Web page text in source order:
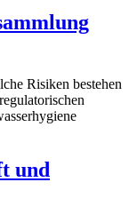
Risiken bestehen
hygiene
und